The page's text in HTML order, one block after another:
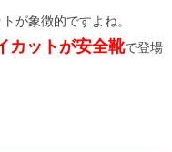
が象徴的ですよね。
カットが安全靴で登場